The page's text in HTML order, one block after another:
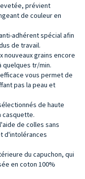
prévient
de couleur en
adhérent spécial afin
de travail.
nouveaux grains encore
quelques tr/min.
vous permet de
pas la peau et
de haute
casquette.
de colles sans
d'intolérances
du capuchon, qui
en coton 100%